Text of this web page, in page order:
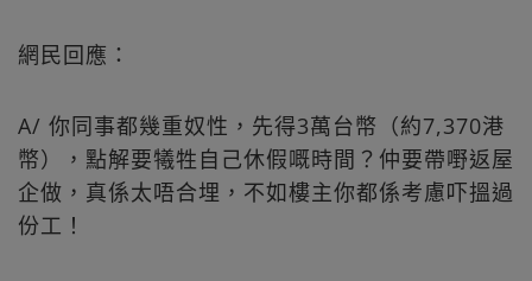
網民回應：
A/ 你同事都幾重奴性，先得3萬台幣（約7,370港
幣），點解要犧牲自己休假嘅時間？仲要帶嘢返屋
企做，真係太唔合埋，不如樓主你都係考慮吓搵過
份工！